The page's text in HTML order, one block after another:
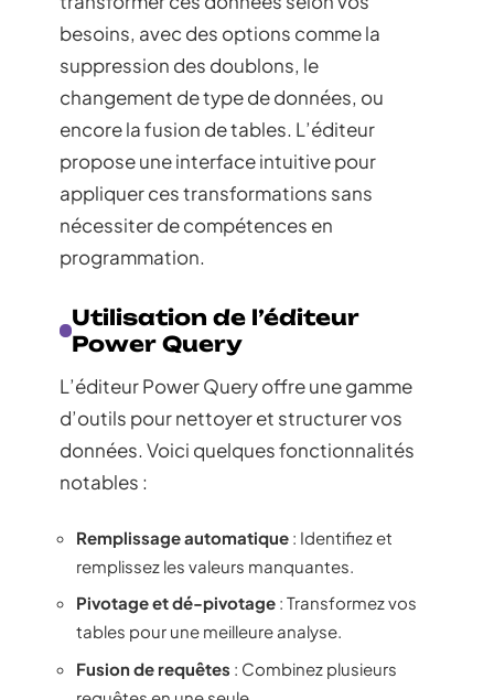
besoins, avec des options comme la
suppression des doublons, le
changement de type de données, ou
encore la fusion de tables. L’éditeur
propose une interface intuitive pour
appliquer ces transformations sans
nécessiter de compétences en
programmation.
Utilisation de l’éditeur
Power Query
L’éditeur Power Query offre une gamme
d’outils pour nettoyer et structurer vos
données. Voici quelques fonctionnalités
notables :
Remplissage automatique : Identifiez et
remplissez les valeurs manquantes.
Pivotage et dé-pivotage : Transformez vos
tables pour une meilleure analyse.
Fusion de requêtes : Combinez plusieurs